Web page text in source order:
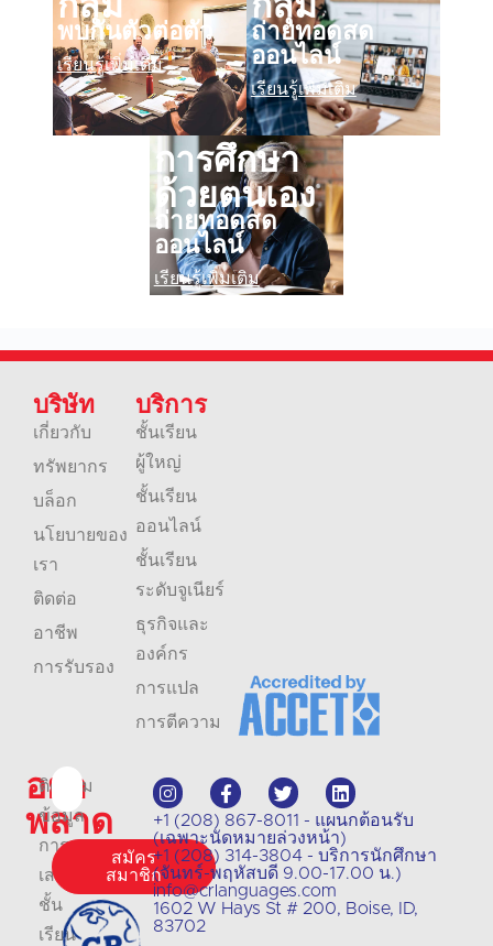
พบกันตัวต่อตัว
เรียนรู้เพิ่มเติม
ถ่ายทอดสด
ออนไลน์
เรียนรู้เพิ่มเติม
การศึกษา
ด้วยตนเอง
ถ่ายทอดสด
ออนไลน์
เรียนรู้เพิ่มเติม
อย่า
พลาด
ติดตาม
ข้อมูล
การ
เสนอ
ชั้น
เรียน
สมัคร
สมาชิก
+1 (208) 867-8011 - แผนกต้อนรับ
(เฉพาะนัดหมายล่วงหน้า)
+1 (208) 314-3804 - บริการนักศึกษา
(จันทร์-พฤหัสบดี 9.00-17.00 น.)
info@crlanguages.com
1602 W Hays St # 200, Boise, ID,
83702
บริษัท
เกี่ยวกับ
ทรัพยากร
บล็อก
นโยบายของ
เรา
ติดต่อ
อาชีพ
การรับรอง
บริการ
ชั้นเรียน
ผู้ใหญ่
ชั้นเรียน
ออนไลน์
ชั้นเรียน
ระดับจูเนียร์
ธุรกิจและ
องค์กร
การแปล
การตีความ